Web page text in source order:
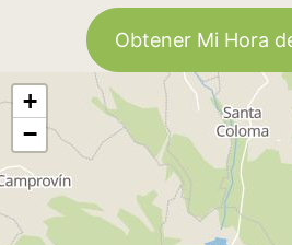
Obtener Mi Hora
+
−